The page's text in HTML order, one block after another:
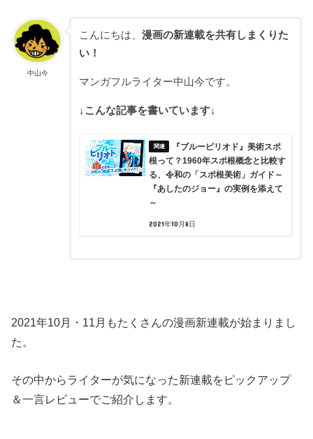
中山今
こんにちは、 漫画の新連載を共有しまくりた
い！
マンガフルライター中山今です。
↓こんな記事を書いています↓
『ブルーピリオド』美術スポ
根って？1960年スポ根概念と比較す
る、令和の「スポ根美術」ガイド～
『あしたのジョー』の実例を添えて
～
2021年10月8日
2021年10月・11月もたくさんの漫画新連載が始まりまし
た。
その中からライターが気になった新連載をピックアップ
＆一言レビューでご紹介します。